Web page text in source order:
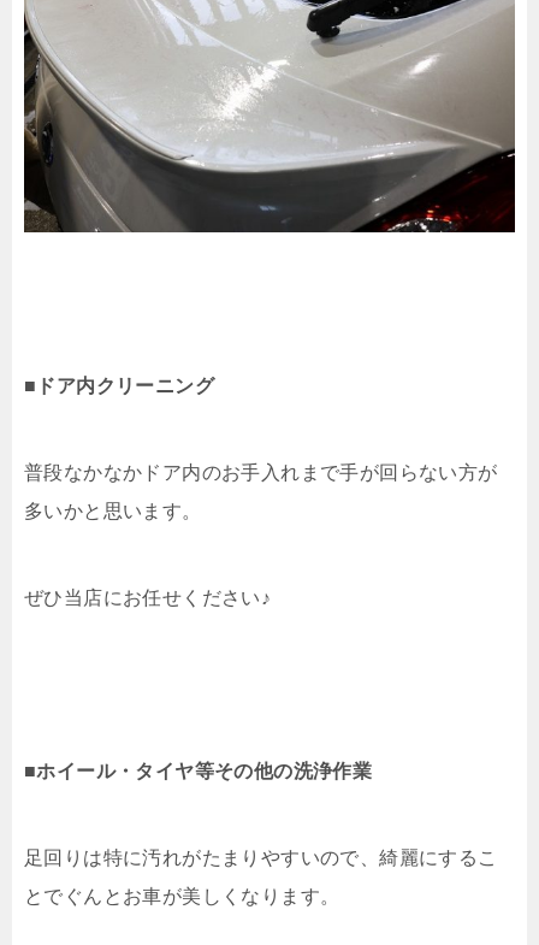
■ドア内クリーニング
普段なかなかドア内のお手入れまで手が回らない方が
多いかと思います。
ぜひ当店にお任せください♪
■ホイール・タイヤ等その他の洗浄作業
足回りは特に汚れがたまりやすいので、綺麗にするこ
とでぐんとお車が美しくなります。